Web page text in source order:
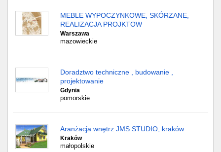
MEBLE WYPOCZYNKOWE, SKÓRZANE,
REALIZACJA PROJKTOW
Warszawa
mazowieckie
Doradztwo techniczne , budowanie ,
projektowanie
Gdynia
pomorskie
Aranżacja wnętrz JMS STUDIO, kraków
Kraków
małopolskie